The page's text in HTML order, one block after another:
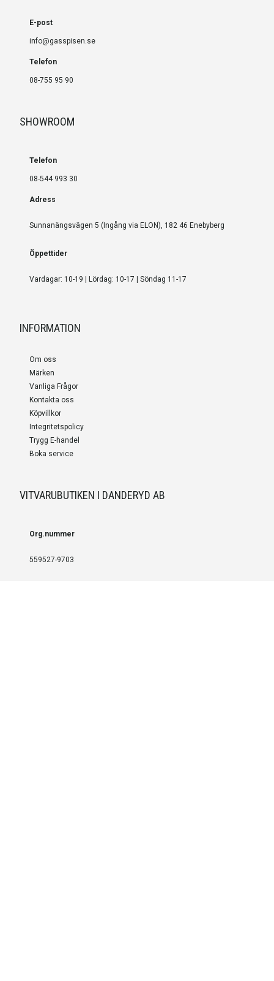
E-post
info@gasspisen.se
Telefon
08-755 95 90
SHOWROOM
Telefon
08-544 993 30
Adress
Sunnanängsvägen 5 (Ingång via ELON), 182 46 Enebyberg
Öppettider
Vardagar: 10-19 | Lördag: 10-17 | Söndag 11-17
INFORMATION
Om oss
Märken
Vanliga Frågor
Kontakta oss
Köpvillkor
Integritetspolicy
Trygg E-handel
Boka service
VITVARUBUTIKEN I DANDERYD AB
Org.nummer
559527-9703